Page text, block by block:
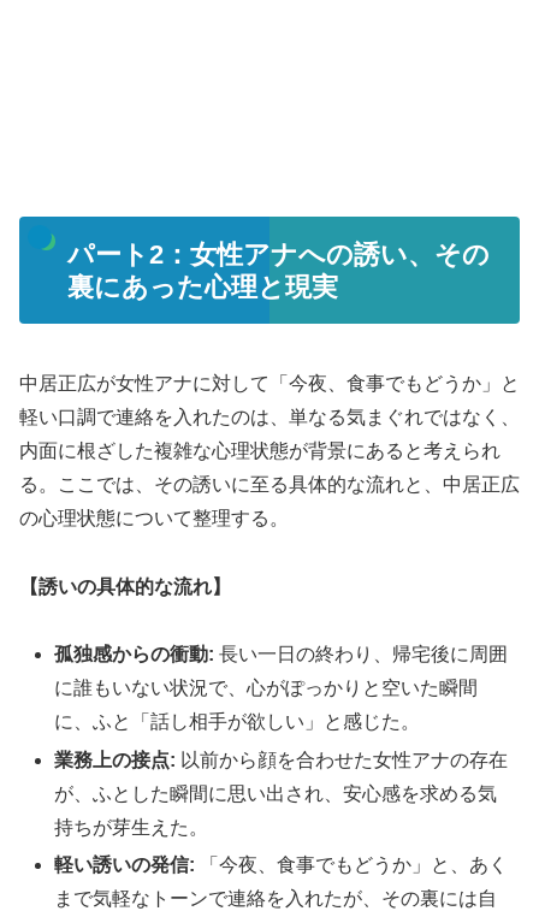
パート2：女性アナへの誘い、その
裏にあった心理と現実
中居正広が女性アナに対して「今夜、食事でもどうか」と
軽い口調で連絡を入れたのは、単なる気まぐれではなく、
内面に根ざした複雑な心理状態が背景にあると考えられ
る。ここでは、その誘いに至る具体的な流れと、中居正広
の心理状態について整理する。
【誘いの具体的な流れ】
孤独感からの衝動: 長い一日の終わり、帰宅後に周囲
に誰もいない状況で、心がぽっかりと空いた瞬間
に、ふと「話し相手が欲しい」と感じた。
業務上の接点: 以前から顔を合わせた女性アナの存在
が、ふとした瞬間に思い出され、安心感を求める気
持ちが芽生えた。
軽い誘いの発信: 「今夜、食事でもどうか」と、あく
まで気軽なトーンで連絡を入れたが、その裏には自